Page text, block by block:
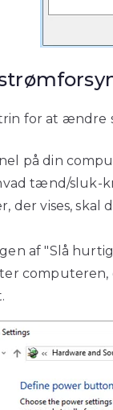
for at ændre
på din
tænd/sluk-
der vises,
af ​​"Slå
computeren,